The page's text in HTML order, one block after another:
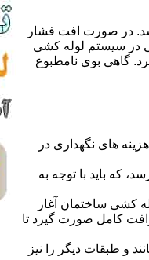
در صورت افت فشار
در سیستم لوله کشی
گاهی بوی نامطبوع
های نگهداری در
که باید با توجه به
کشی ساختمان آغاز
کامل صورت گیرد تا
و طبقات دیگر را نیز